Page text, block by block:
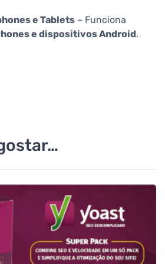
e Tablets – Funciona
e dispositivos Android.